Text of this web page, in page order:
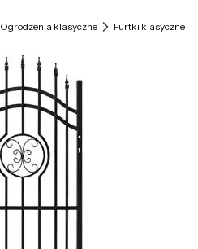
Ogrodzenia klasyczne Furtki klasyczne